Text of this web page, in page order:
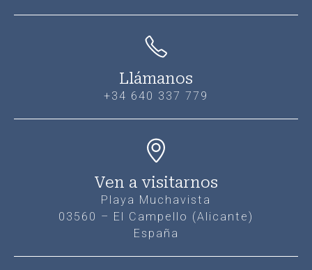
Llámanos
+34 640 337 779
Ven a visitarnos
Playa Muchavista
03560 – El Campello (Alicante)
España